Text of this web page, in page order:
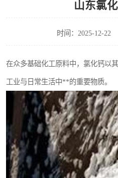
山东氯
时间：2025-12-22
在众多基础化工原料中，氯化钙以
工业与日常生活中**的重要物质。
氢氧化镁